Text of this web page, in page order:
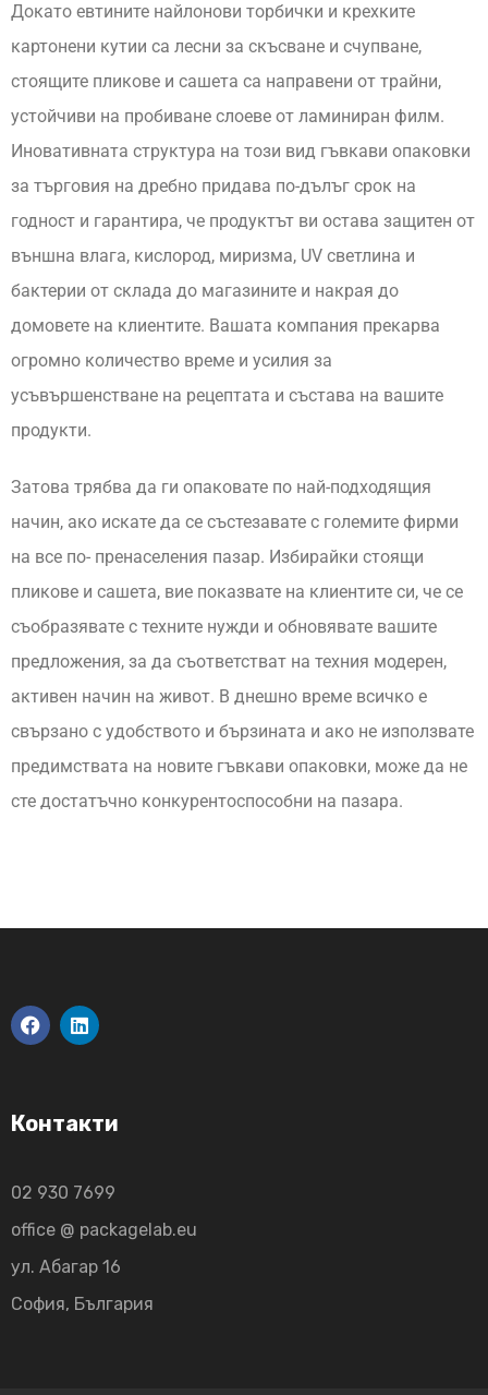
Докато евтините найлонови торбички и крехките
картонени кутии са лесни за скъсване и счупване,
стоящите пликове и сашета са направени от трайни,
устойчиви на пробиване слоеве от ламиниран филм.
Иновативната структура на този вид гъвкави опаковки
за търговия на дребно придава по-дълъг срок на
годност и гарантира, че продуктът ви остава защитен от
външна влага, кислород, миризма, UV светлина и
бактерии от склада до магазините и накрая до
домовете на клиентите. Вашата компания прекарва
огромно количество време и усилия за
усъвършенстване на рецептата и състава на вашите
продукти.
Затова трябва да ги опаковате по най-подходящия
начин, ако искате да се състезавате с големите фирми
на все по- пренаселения пазар. Избирайки стоящи
пликове и сашета, вие показвате на клиентите си, че се
съобразявате с техните нужди и обновявате вашите
предложения, за да съответстват на техния модерен,
активен начин на живот. В днешно време всичко е
свързано с удобството и бързината и ако не използвате
предимствата на новите гъвкави опаковки, може да не
сте достатъчно конкурентоспособни на пазара.
Контакти
02 930 7699
office @ packagelab.eu
ул. Абагар 16
София, България